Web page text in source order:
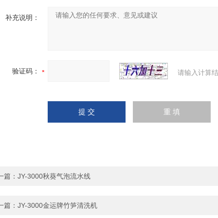
补充说明：
验证码： 请输入计算
篇： JY-3000秋葵气泡流水线
篇： JY-3000金运牌竹笋清洗机